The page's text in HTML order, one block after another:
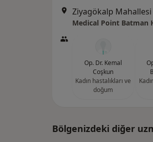
Medical Point Batman
Op. Dr. Kemal
Coşkun
Kadın hastalıkları ve
doğum
Bölgenizdeki diğer